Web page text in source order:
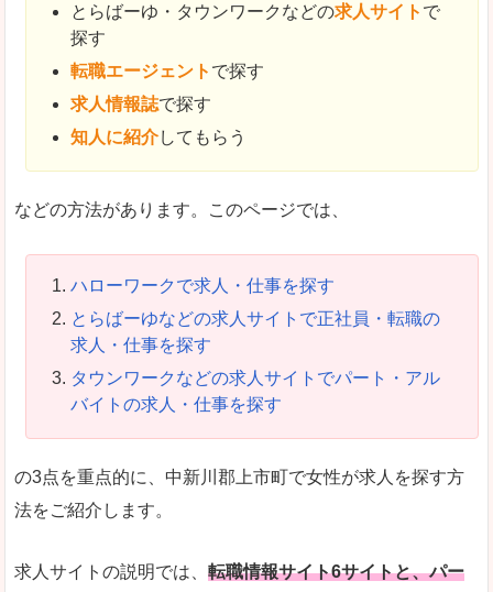
とらばーゆ・タウンワークなどの求人サイト で
探す
転職エージェント で探す
求人情報誌で探す
知人に紹介してもらう
などの方法があります。このページでは、
ハローワークで求人・仕事を探す
とらばーゆなどの求人サイトで正社員・転職の
求人・仕事を探す
タウンワークなどの求人サイトでパート・アル
バイトの求人・仕事を探す
の3点を重点的に、中新川郡上市町で女性が求人を探す方
法をご紹介します。
求人サイトの説明では、 転職情報サイト6サイトと、パー